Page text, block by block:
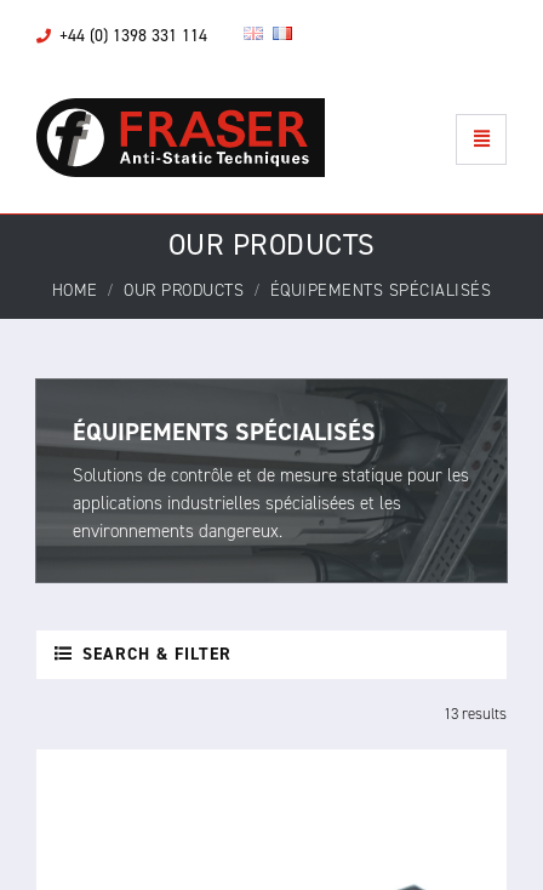
+44 (0) 1398 331 114
OUR PRODUCTS
HOME OUR PRODUCTS ÉQUIPEMENTS SPÉCIALISÉS
ÉQUIPEMENTS SPÉCIALISÉS
Solutions de contrôle et de mesure statique pour les
applications industrielles spécialisées et les
environnements dangereux.
SEARCH & FILTER
13 results